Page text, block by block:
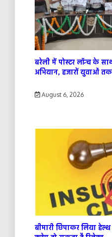
बरेली में पोस्टर लॉन्च के
अभियान, हजारों युवाओं
August 6, 2026
बीमारी छिपाकर लिया